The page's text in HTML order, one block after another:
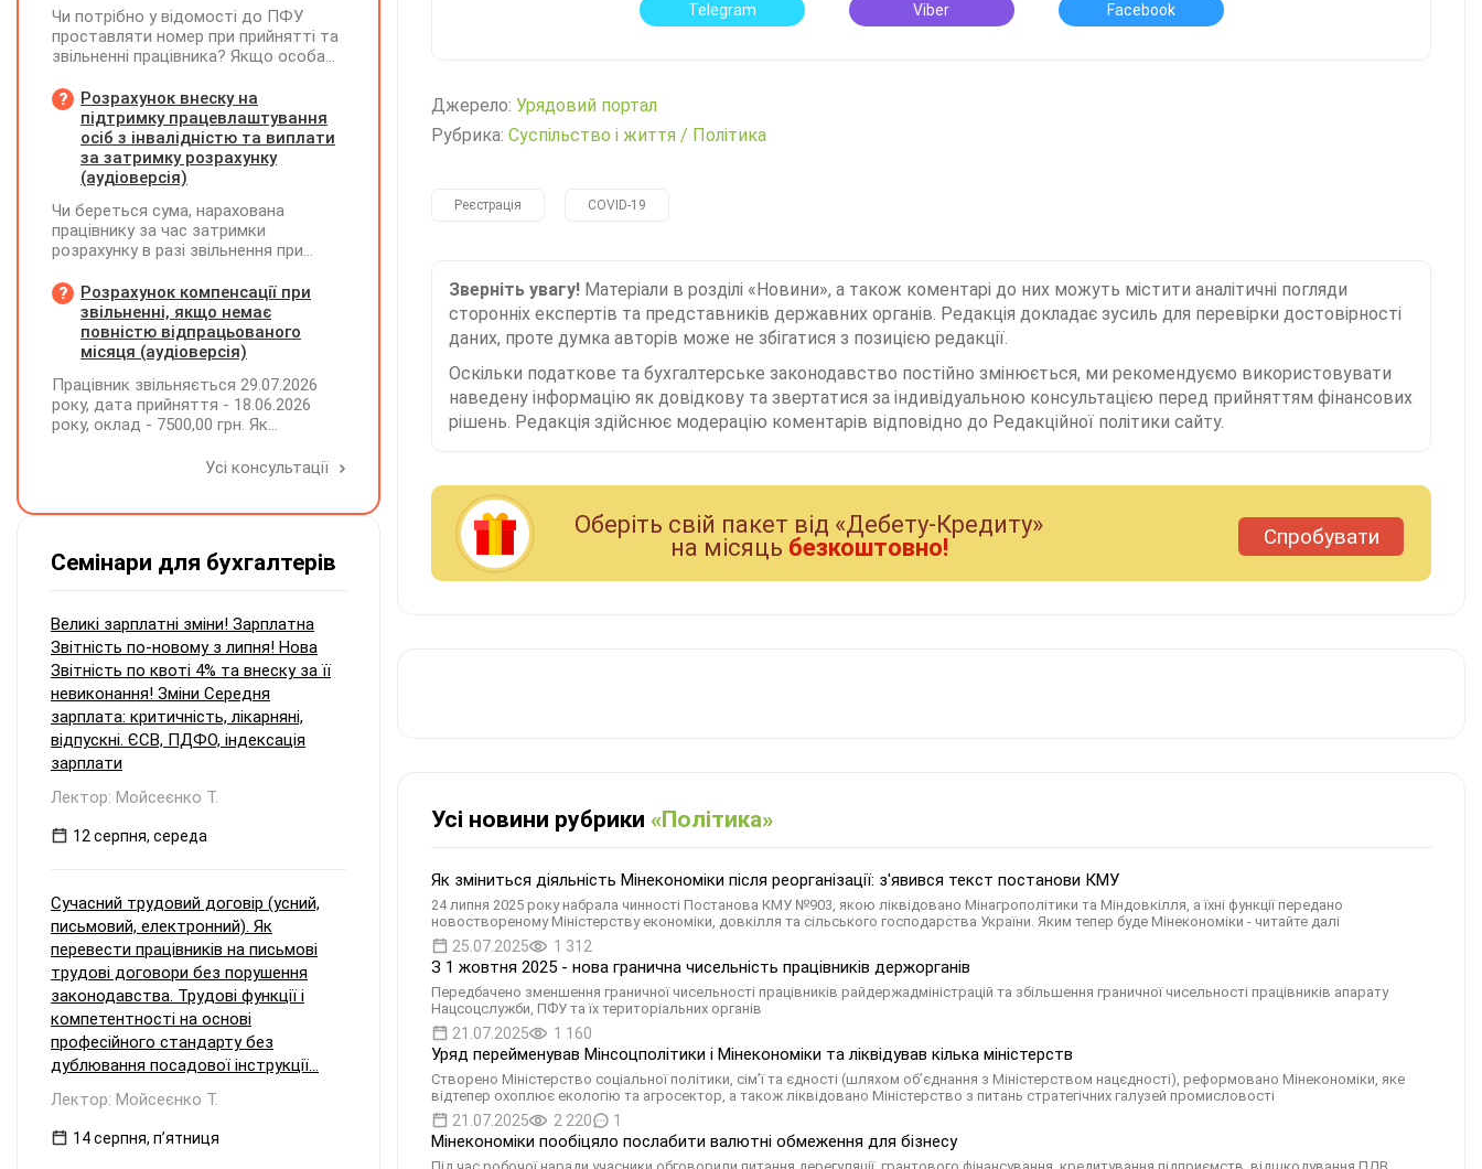
Telegram Viber Facebook
Джерело: Урядовий портал
Рубрика: Суспільство і життя / Політика
Реєстрація COVID-19
Зверніть увагу! Матеріали в розділі «Новини», а також коментарі до них можуть містити аналітичні погляди
сторонніх експертів та представників державних органів. Редакція докладає зусиль для перевірки достовірності
даних, проте думка авторів може не збігатися з позицією редакції.
Оскільки податкове та бухгалтерське законодавство постійно змінюється, ми рекомендуємо використовувати
наведену інформацію як довідкову та звертатися за індивідуальною консультацією перед прийняттям фінансових
рішень. Редакція здійснює модерацію коментарів відповідно до Редакційної політики сайту.
Оберiть свiй пакет вiд «Дебету-Кредиту»
на мiсяць безкоштовно! Спробувати
Усі новини рубрики «Політика»
Як зміниться діяльність Мінекономіки після реорганізації: з'явився текст постанови КМУ
24 липня 2025 року набрала чинності Постанова КМУ №903, якою ліквідовано Мінагрополітики та Міндовкілля, а їхні функції передано
новоствореному Міністерству економіки, довкілля та сільського господарства України. Яким тепер буде Мінекономіки - читайте далі
25.07.2025 1 312
З 1 жовтня 2025 - нова гранична чисельність працівників держорганів
Передбачено зменшення граничної чисельності працівників райдержадміністрацій та збільшення граничної чисельності працівників апарату
Нацсоцслужби, ПФУ та їх територіальних органів
21.07.2025 1 160
Уряд перейменував Мінсоцполітики і Мінекономіки та ліквідував кілька міністерств
Створено Міністерство соціальної політики, сімʼї та єдності (шляхом об’єднання з Міністерством нацєдності), реформовано Мінекономіки, яке
відтепер охоплює екологію та агросектор, а також ліквідовано Міністерство з питань стратегічних галузей промисловості
21.07.2025 2 220 1
Мінекономіки пообіцяло послабити валютні обмеження для бізнесу
Чи потрібно у відомості до ПФУ
проставляти номер при прийнятті та
звільненні працівника? Якщо особа
місцем роботи та за сумісництвом,
чи рахується це як два роботодавці?
Розрахунок внеску на
підтримку працевлаштування
осіб з інвалідністю та виплати
за затримку розрахунку
(аудіоверсія)
Чи береться сума, нарахована
працівнику за час затримки
розрахунку в разі звільнення при
заробітної плати (винагороди), для
розрахунку внеску на підтримку
працевлаштування осіб з
інвалідністю?
Розрахунок компенсації при
звільненні, якщо немає
повністю відпрацьованого
місяця (аудіоверсія)
Працівник звільняється 29.07.2026
року, дата прийняття - 18.06.2026
року, оклад - 7500,00 грн. Як
невикористаних днів відпустки при
Усі консультації
Семінари для бухгалтерів
Великі зарплатні зміни! Зарплатна
Звітність по-новому з липня! Нова
Звітність по квоті 4% та внеску за її
невиконання! Зміни Середня
зарплата: критичність, лікарняні,
відпускні. ЄСВ, ПДФО, індексація
зарплати
Лектор: Мойсеєнко Т.
12 серпня, середа
Сучасний трудовий договір (усний,
письмовий, електронний). Як
перевести працівників на письмові
трудові договори без порушення
законодавства. Трудові функції і
компетентності на основі
професійного стандарту без
дублювання посадової інструкції...
Лектор: Мойсеєнко Т.
14 серпня, пʼятниця